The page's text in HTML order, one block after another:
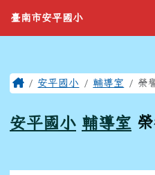
臺南市安平國小
導覽列
臺南市安平國小
主內容區域
Home安平國小 輔導室 榮
安平國小 輔導室
頁尾區域